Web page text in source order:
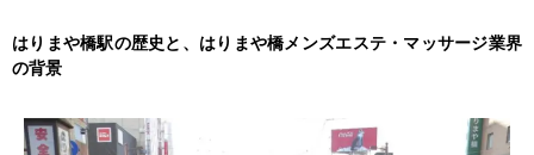
はりまや橋駅の歴史と、はりまや橋メンズエステ・マッサージ業界
の背景